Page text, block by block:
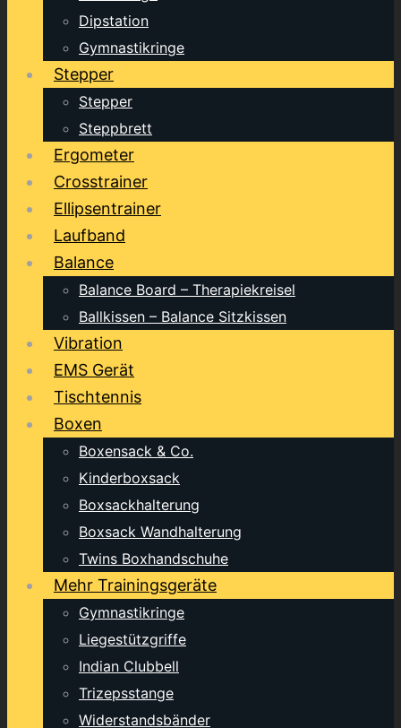
Dipstation
Gymnastikringe
Stepper
Stepper
Steppbrett
Ergometer
Crosstrainer
Ellipsentrainer
Laufband
Balance
Balance Board – Therapiekreisel
Ballkissen – Balance Sitzkissen
Vibration
EMS Gerät
Tischtennis
Boxen
Boxensack & Co.
Kinderboxsack
Boxsackhalterung
Boxsack Wandhalterung
Twins Boxhandschuhe
Mehr Trainingsgeräte
Gymnastikringe
Liegestützgriffe
Indian Clubbell
Trizepsstange
Widerstandsbänder